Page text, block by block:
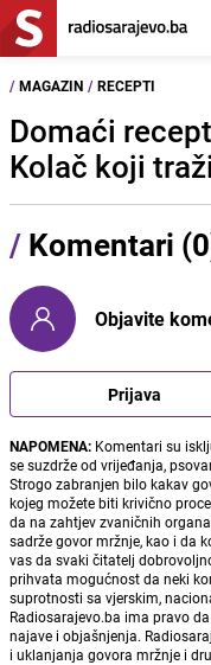
/ MAGAZIN / RECEPTI
Domaći
Kolač koji
/ Komentari
Objavite
Prijava
NAPOMENA: Komentari su
se suzdrže od vrijeđanja,
Strogo zabranjen bilo kakav
kojeg možete biti krivično
da na zahtjev zvaničnih
sadrže govor mržnje, kao i da
vas da svaki čitatelj
prihvata mogućnost da neki
suprotnosti sa vjerskim,
Radiosarajevo.ba ima pravo
najave i objašnjenja.
i uklanjanja govora mržnje i